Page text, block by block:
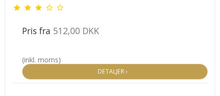
Pris fra 512,00 DKK
(inkl. moms)
DETALJER ›